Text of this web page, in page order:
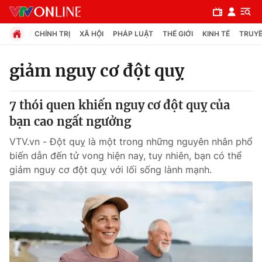
Chuyên mục
Chính trị
Xã hội
Pháp luật
Thế giới
CHÍNH TRỊ XÃ HỘI PHÁP LUẬT THẾ GIỚI KINH TẾ
giảm nguy cơ đột quỵ
7 thói quen khiến nguy cơ đột quỵ của
bạn cao ngất ngưởng
VTV.vn - Đột quỵ là một trong những nguyên nhân phổ
biến dẫn đến tử vong hiện nay, tuy nhiên, bạn có thể
giảm nguy cơ đột quỵ với lối sống lành mạnh.